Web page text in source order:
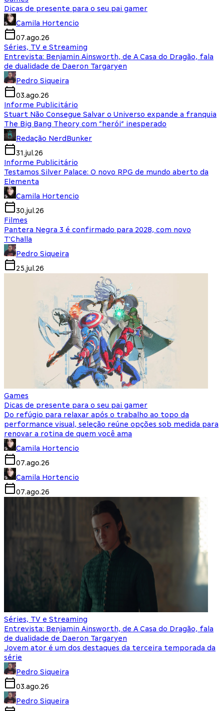
Dicas de presente para o seu pai gamer
Camila Hortencio
07.ago.26
Séries, TV e Streaming
Entrevista: Benjamin Ainsworth, de A Casa do Dragão, fala
de dualidade de Daeron Targaryen
Pedro Siqueira
03.ago.26
Informe Publicitário
Stuart Não Consegue Salvar o Universo expande a franquia
The Big Bang Theory com “herói” inesperado
Redação NerdBunker
31.jul.26
Informe Publicitário
Testamos Silver Palace: O novo RPG de mundo aberto da
Elementa
Camila Hortencio
30.jul.26
Filmes
Pantera Negra 3 é confirmado para 2028, com novo
T'Challa
Pedro Siqueira
25.jul.26
Games
Dicas de presente para o seu pai gamer
Do refúgio para relaxar após o trabalho ao topo da
performance visual, seleção reúne opções sob medida para
renovar a rotina de quem você ama
Camila Hortencio
07.ago.26
Camila Hortencio
07.ago.26
Séries, TV e Streaming
Entrevista: Benjamin Ainsworth, de A Casa do Dragão, fala
de dualidade de Daeron Targaryen
Jovem ator é um dos destaques da terceira temporada da
série
Pedro Siqueira
03.ago.26
Pedro Siqueira